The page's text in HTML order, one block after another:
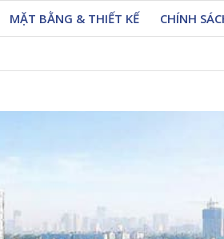
MẶT BẰNG & THIẾT KẾ CHÍNH